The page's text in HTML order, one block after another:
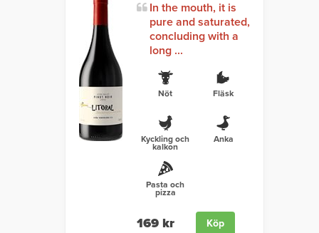
In the mouth, it is
pure and saturated,
concluding with a
long ...
Nöt Fläsk
Kyckling och
kalkon
Anka
Pasta och
pizza
169 kr Köp